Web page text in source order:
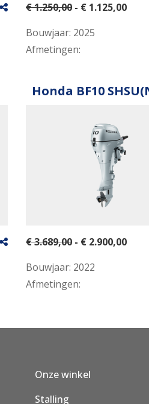
€ 1.250,00 - € 1.125,00
Bouwjaar: 2025
Afmetingen:
€ 3.689,00 - € 2.900,00
Bouwjaar: 2022
Afmetingen:
Onze winkel
Stalling